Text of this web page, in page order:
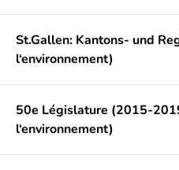
St.Gallen: Kantons- und
l‘environnement)
50e Législature (2015-
l‘environnement)